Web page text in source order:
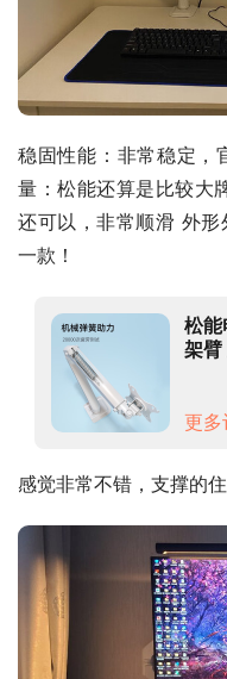
稳固性能：非常稳定，
量：松能还算是比较大
还可以，非常顺滑 外
一款！
松能
架臂
更多
感觉非常不错，支撑的